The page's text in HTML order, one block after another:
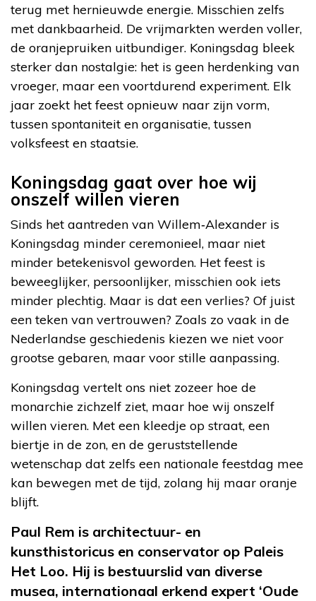
terug met hernieuwde energie. Misschien zelfs
met dankbaarheid. De vrijmarkten werden voller,
de oranjepruiken uitbundiger. Koningsdag bleek
sterker dan nostalgie: het is geen herdenking van
vroeger, maar een voortdurend experiment. Elk
jaar zoekt het feest opnieuw naar zijn vorm,
tussen spontaniteit en organisatie, tussen
volksfeest en staatsie.
Koningsdag gaat over hoe wij
onszelf willen vieren
Sinds het aantreden van Willem‑Alexander is
Koningsdag minder ceremonieel, maar niet
minder betekenisvol geworden. Het feest is
beweeglijker, persoonlijker, misschien ook iets
minder plechtig. Maar is dat een verlies? Of juist
een teken van vertrouwen? Zoals zo vaak in de
Nederlandse geschiedenis kiezen we niet voor
grootse gebaren, maar voor stille aanpassing.
Koningsdag vertelt ons niet zozeer hoe de
monarchie zichzelf ziet, maar hoe wij onszelf
willen vieren. Met een kleedje op straat, een
biertje in de zon, en de geruststellende
wetenschap dat zelfs een nationale feestdag mee
kan bewegen met de tijd, zolang hij maar oranje
blijft.
Paul Rem is architectuur- en
kunsthistoricus en conservator op Paleis
Het Loo. Hij is bestuurslid van diverse
musea, internationaal erkend expert ‘Oude